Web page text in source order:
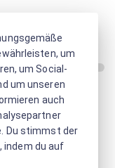
um
um Social-
um unseren
auch
Du stimmst der
indem du auf